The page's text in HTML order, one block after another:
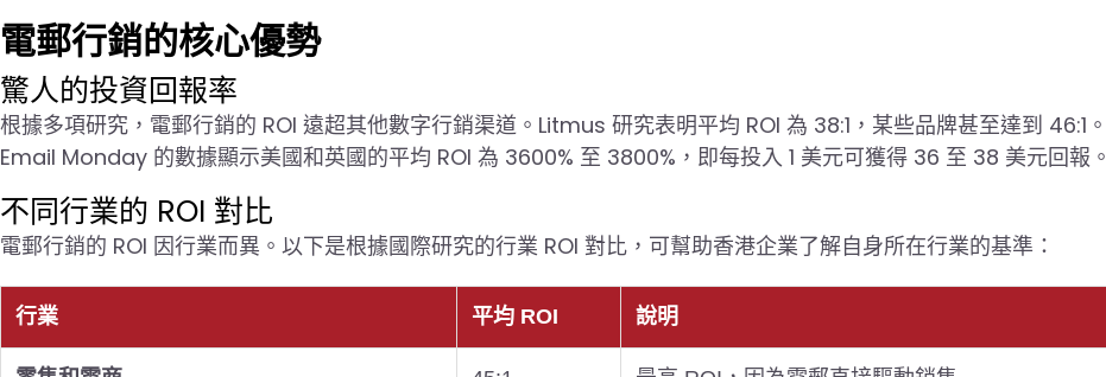
電郵行銷的核心優勢
驚人的投資回報率
根據多項研究，電郵行銷的 ROI 遠超其他數字行銷渠道。Litmus 研究表明平均 ROI 為 38:1，某些品牌甚至達到 46:1。
Email Monday 的數據顯示美國和英國的平均 ROI 為 3600% 至 3800%，即每投入 1 美元可獲得 36 至 38 美元回報。
不同行業的 ROI 對比
電郵行銷的 ROI 因行業而異。以下是根據國際研究的行業 ROI 對比，可幫助香港企業了解自身所在行業的基準：
行業 平均 ROI 說明